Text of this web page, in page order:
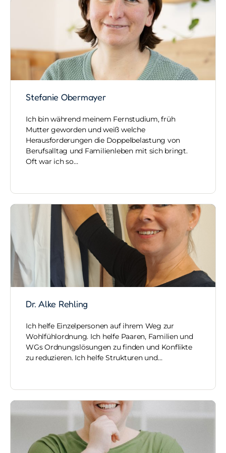
Stefanie Obermayer
Ich bin während meinem Fernstudium, früh
Mutter geworden und weiß welche
Herausforderungen die Doppelbelastung von
Berufsalltag und Familienleben mit sich bringt.
Oft war ich so…
Dr. Alke Rehling
Ich helfe Einzelpersonen auf ihrem Weg zur
Wohlfühlordnung. Ich helfe Paaren, Familien und
WGs Ordnungslösungen zu finden und Konflikte
zu reduzieren. Ich helfe Strukturen und…